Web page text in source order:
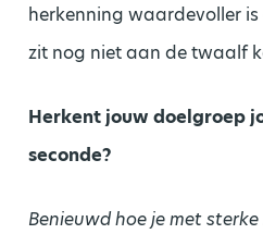
herkenning waardevoller
zit nog niet aan de twaalf
Herkent jouw doelgroep
seconde?
Benieuwd hoe je met